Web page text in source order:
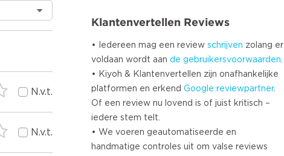
N.v.t.
N.v.t.
Klantenvertellen Reviews
• Iedereen mag een review schrijven zolang er
voldaan wordt aan de gebruikersvoorwaarden
• Kiyoh & Klantenvertellen zijn onafhankelijke
platformen en erkend Google reviewpartner.
Of een review nu lovend is of juist kritisch –
iedere stem telt.
• We voeren geautomatiseerde en
handmatige controles uit om valse reviews